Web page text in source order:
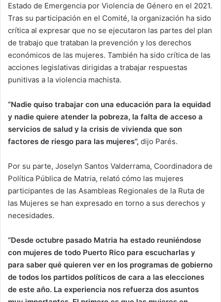
Estado de Emergencia por Violencia de Género en el 2021.
Tras su participación en el Comité, la organización ha sido
crítica al expresar que no se ejecutaron las partes del plan
de trabajo que trataban la prevención y los derechos
económicos de las mujeres. También ha sido crítica de las
acciones legislativas dirigidas a trabajar respuestas
punitivas a la violencia machista.
“Nadie quiso trabajar con una educación para la equidad
y nadie quiere atender la pobreza, la falta de acceso a
servicios de salud y la crisis de vivienda que son
factores de riesgo para las mujeres”, dijo Parés.
Por su parte, Joselyn Santos Valderrama, Coordinadora de
Política Pública de Matria, relató cómo las mujeres
participantes de las Asambleas Regionales de la Ruta de
las Mujeres se han expresado en torno a sus derechos y
necesidades.
“Desde octubre pasado Matria ha estado reuniéndose
con mujeres de todo Puerto Rico para escucharlas y
para saber qué quieren ver en los programas de gobierno
de todos los partidos políticos de cara a las elecciones
de este año. La experiencia nos refuerza dos asuntos